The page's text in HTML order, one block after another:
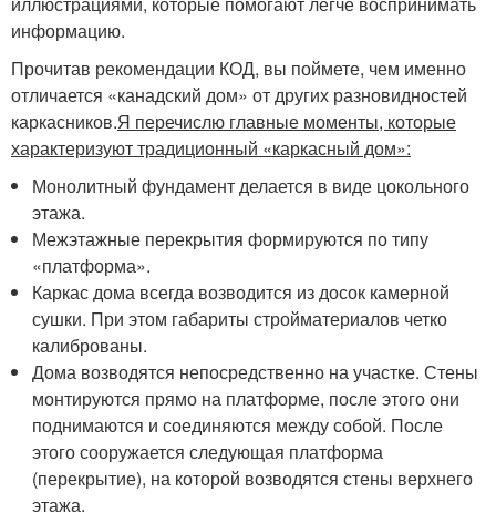
информацию.
Прочитав рекомендации КОД, вы поймете, чем именно
отличается «канадский дом» от других разновидностей
каркасников.Я перечислю главные моменты, которые
характеризуют традиционный «каркасный дом»:
Монолитный фундамент делается в виде цокольного
этажа.
Межэтажные перекрытия формируются по типу
«платформа».
Каркас дома всегда возводится из досок камерной
сушки. При этом габариты стройматериалов четко
калиброваны.
Дома возводятся непосредственно на участке. Стены
монтируются прямо на платформе, после этого они
поднимаются и соединяются между собой. После
этого сооружается следующая платформа
(перекрытие), на которой возводятся стены верхнего
этажа.